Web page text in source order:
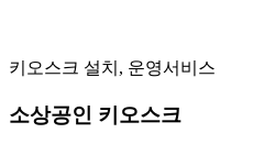
키오스크 설치, 운영서비스
소상공인 키오스크